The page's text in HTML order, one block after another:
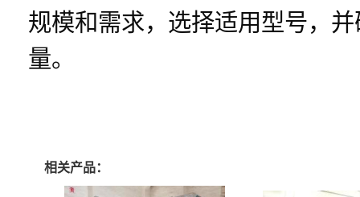
规模和需求，选择适用型号，
量。
相关产品：